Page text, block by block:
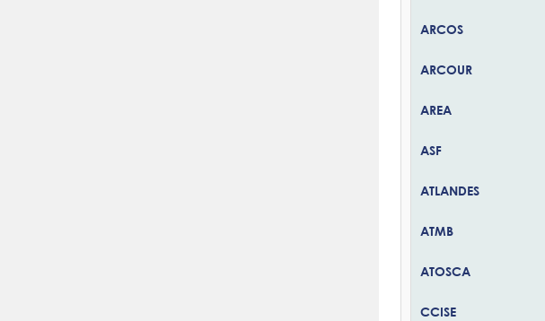
ARCOS
ARCOUR
AREA
ASF
ATLANDES
ATMB
ATOSCA
CCISE